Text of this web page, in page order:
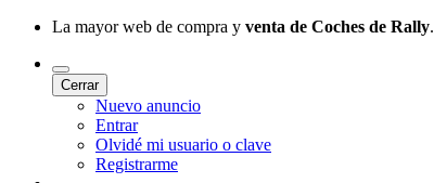
La mayor web de compra y venta de Coches de Rally.
Cerrar
Nuevo anuncio
Entrar
Olvidé mi usuario o clave
Registrarme